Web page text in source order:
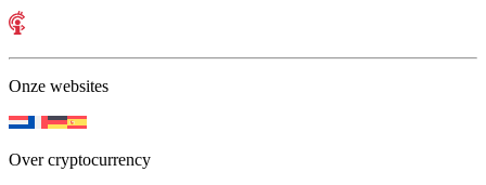
Onze websites
Over cryptocurrency